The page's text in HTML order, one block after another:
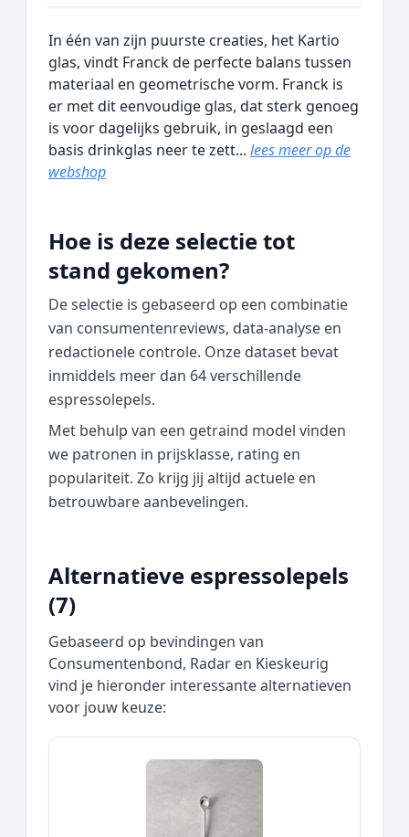
In één van zijn puurste creaties, het Kartio
glas, vindt Franck de perfecte balans tussen
materiaal en geometrische vorm. Franck is
er met dit eenvoudige glas, dat sterk genoeg
is voor dagelijks gebruik, in geslaagd een
basis drinkglas neer te zett... lees meer op de
webshop
Hoe is deze selectie tot
stand gekomen?
De selectie is gebaseerd op een combinatie
van consumentenreviews, data‑analyse en
redactionele controle. Onze dataset bevat
inmiddels meer dan 64 verschillende
espressolepels.
Met behulp van een getraind model vinden
we patronen in prijsklasse, rating en
populariteit. Zo krijg jij altijd actuele en
betrouwbare aanbevelingen.
Alternatieve espressolepels
(7)
Gebaseerd op bevindingen van
Consumentenbond, Radar en Kieskeurig
vind je hieronder interessante alternatieven
voor jouw keuze: